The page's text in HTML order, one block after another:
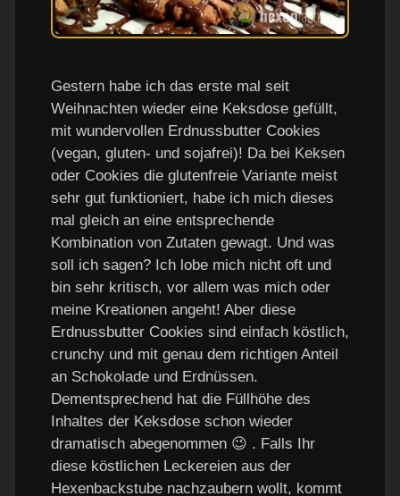
Gestern habe ich das erste mal seit
Weihnachten wieder eine Keksdose gefüllt,
mit wundervollen Erdnussbutter Cookies
(vegan, gluten- und sojafrei)! Da bei Keksen
oder Cookies die glutenfreie Variante meist
sehr gut funktioniert, habe ich mich dieses
mal gleich an eine entsprechende
Kombination von Zutaten gewagt. Und was
soll ich sagen? Ich lobe mich nicht oft und
bin sehr kritisch, vor allem was mich oder
meine Kreationen angeht! Aber diese
Erdnussbutter Cookies sind einfach köstlich,
crunchy und mit genau dem richtigen Anteil
an Schokolade und Erdnüssen.
Dementsprechend hat die Füllhöhe des
Inhaltes der Keksdose schon wieder
dramatisch abegenommen 😉 . Falls Ihr
diese köstlichen Leckereien aus der
Hexenbackstube nachzaubern wollt, kommt